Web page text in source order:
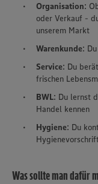
Organisation:
oder Verkauf -
unserem Markt
Warenkunde:
Service: Du
frischen
BWL: Du lernst
Handel kennen
Hygiene: Du
Was sollte man dafür